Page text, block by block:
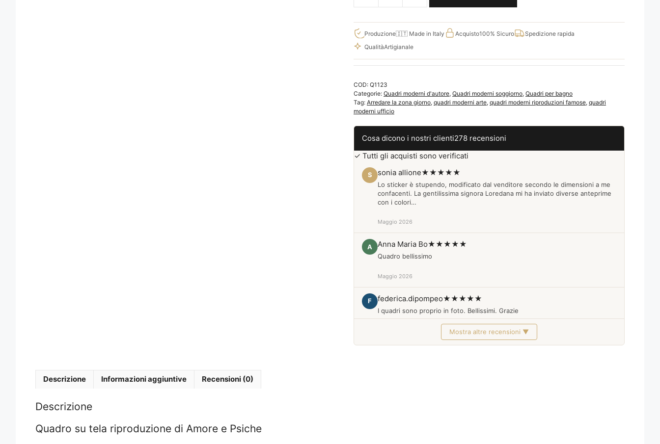
su
tela
dipinto
di
riproduzione
Q1123
quantità
Produzione🇮🇹 Made in Italy Acquisto100% Sicuro
Spedizione rapida
QualitàArtigianale
COD: Q1123
Categorie: Quadri moderni d'autore, Quadri moderni soggiorno, Quadri per bagno
Tag: Arredare la zona giorno, quadri moderni arte, quadri moderni riproduzioni famose, quadri
moderni ufficio
Cosa dicono i nostri clienti278 recensioni
✓ Tutti gli acquisti sono verificati
S sonia allione★★★★★
Lo sticker è stupendo, modificato dal venditore secondo le dimensioni a me
confacenti. La gentilissima signora Loredana mi ha inviato diverse anteprime
con i colori…
Maggio 2026
A Anna Maria Bo★★★★★
Quadro bellissimo
Maggio 2026
F federica.dipompeo★★★★★
I quadri sono proprio in foto. Bellissimi. Grazie
Mostra altre recensioni ▼
Descrizione Informazioni aggiuntive Recensioni (0)
Descrizione
Quadro su tela riproduzione di Amore e Psiche